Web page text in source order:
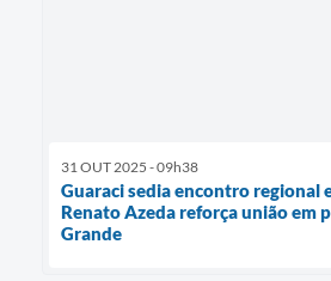
31 OUT 2025 - 09h38
Guaraci sedia encontro regional
Renato Azeda reforça união em
Grande